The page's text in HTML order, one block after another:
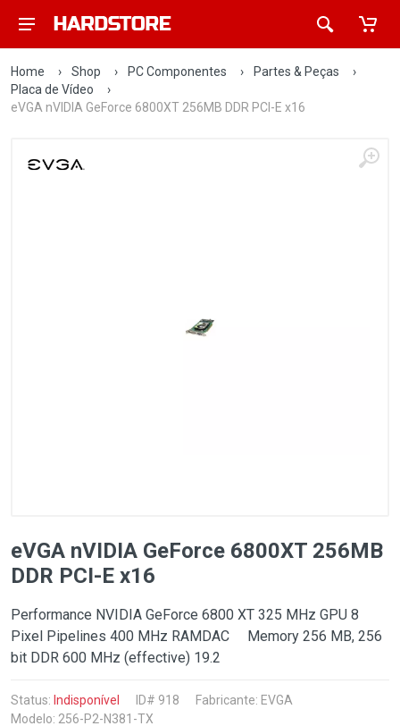
Home › Shop › PC Componentes › Partes & Peças
›
Placa de Vídeo
›
eVGA nVIDIA GeForce 6800XT 256MB DDR PCI-E x16
eVGA nVIDIA GeForce 6800XT 256MB
DDR PCI-E x16
Performance NVIDIA GeForce 6800 XT 325 MHz GPU 8
Pixel Pipelines 400 MHz RAMDAC Memory 256 MB, 256
bit DDR 600 MHz (effective) 19.2
Status: Indisponível ID# 918 Fabricante: EVGA
Modelo: 256-P2-N381-TX